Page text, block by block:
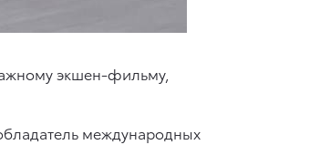
экшен-фильму,
международных